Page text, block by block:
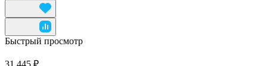
Быстрый просмотр